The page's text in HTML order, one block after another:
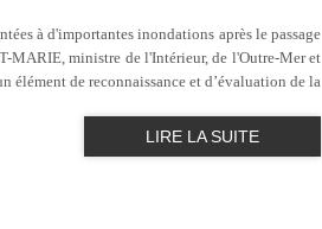
à d'importantes inondations après le passage
MARIE, ministre de l'Intérieur, de l'Outre-Mer et
de reconnaissance et d’évaluation de la
LIRE LA SUITE